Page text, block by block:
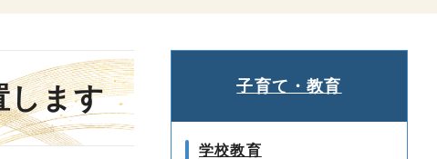
します 子育て・教育
学校教育